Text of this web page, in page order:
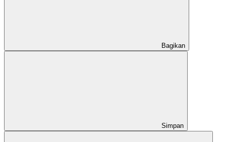
Bagikan
Simpan